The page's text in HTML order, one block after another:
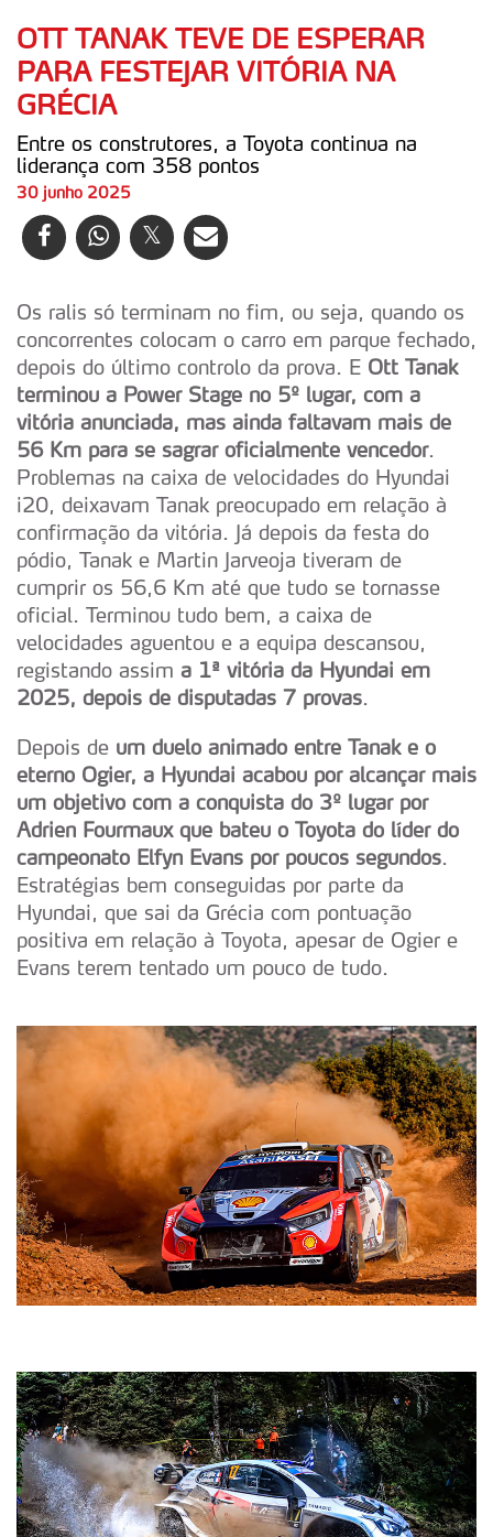
OTT TANAK TEVE DE ESPERAR
PARA FESTEJAR VITÓRIA NA
GRÉCIA
Entre os construtores, a Toyota continua na
liderança com 358 pontos
30 junho 2025
Os ralis só terminam no fim, ou seja, quando os
concorrentes colocam o carro em parque fechado,
depois do último controlo da prova. E Ott Tanak
terminou a Power Stage no 5º lugar, com a
vitória anunciada, mas ainda faltavam mais de
56 Km para se sagrar oficialmente vencedor.
Problemas na caixa de velocidades do Hyundai
i20, deixavam Tanak preocupado em relação à
confirmação da vitória. Já depois da festa do
pódio, Tanak e Martin Jarveoja tiveram de
cumprir os 56,6 Km até que tudo se tornasse
oficial. Terminou tudo bem, a caixa de
velocidades aguentou e a equipa descansou,
registando assim a 1ª vitória da Hyundai em
2025, depois de disputadas 7 provas.
Depois de um duelo animado entre Tanak e o
eterno Ogier, a Hyundai acabou por alcançar mais
um objetivo com a conquista do 3º lugar por
Adrien Fourmaux que bateu o Toyota do líder do
campeonato Elfyn Evans por poucos segundos.
Estratégias bem conseguidas por parte da
Hyundai, que sai da Grécia com pontuação
positiva em relação à Toyota, apesar de Ogier e
Evans terem tentado um pouco de tudo.